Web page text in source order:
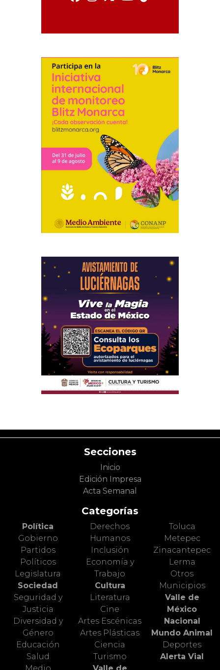
Secciones
Inicio
Edición Impresa
Acta Semanal
Categorías
Política
Gobierno
Partidos
Políticos
Legislatura
Sociedad
Seguridad y
Justicia
Diversidad y
Género
Educación
Salud
Derechos
Humanos
Inclusión
Economía y
Trabajo
Cultura
Literatura
Cine
Artes Escénicas
Artes Plásticas
Ciencia
Turismo
Toluca
Metepec
Zinacantepec
Lerma
Otros
Municipios
Valle de
México
Nacional
Mundo Animal
Deportes
Alerta Vial